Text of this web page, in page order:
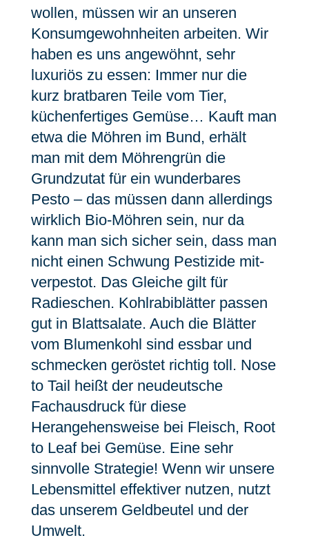
wollen, müssen wir an unseren
Konsumgewohnheiten arbeiten. Wir
haben es uns angewöhnt, sehr
luxuriös zu essen: Immer nur die
kurz bratbaren Teile vom Tier,
küchenfertiges Gemüse… Kauft man
etwa die Möhren im Bund, erhält
man mit dem Möhrengrün die
Grundzutat für ein wunderbares
Pesto – das müssen dann allerdings
wirklich Bio-Möhren sein, nur da
kann man sich sicher sein, dass man
nicht einen Schwung Pestizide mit-
verpestot. Das Gleiche gilt für
Radieschen. Kohlrabiblätter passen
gut in Blattsalate. Auch die Blätter
vom Blumenkohl sind essbar und
schmecken geröstet richtig toll. Nose
to Tail heißt der neudeutsche
Fachausdruck für diese
Herangehensweise bei Fleisch, Root
to Leaf bei Gemüse. Eine sehr
sinnvolle Strategie! Wenn wir unsere
Lebensmittel effektiver nutzen, nutzt
das unserem Geldbeutel und der
Umwelt.